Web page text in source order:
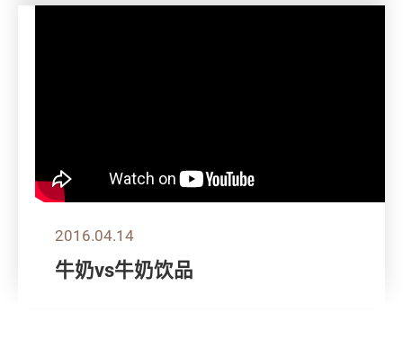
2016.04.14
牛奶vs牛奶饮品